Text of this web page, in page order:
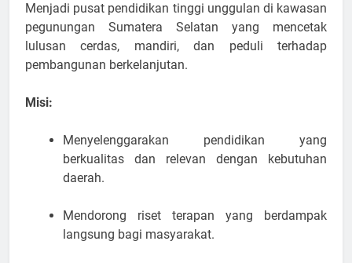
Menjadi pusat pendidikan tinggi unggulan di kawasan
pegunungan Sumatera Selatan yang mencetak
lulusan cerdas, mandiri, dan peduli terhadap
pembangunan berkelanjutan.
Misi:
Menyelenggarakan pendidikan yang
berkualitas dan relevan dengan kebutuhan
daerah.
Mendorong riset terapan yang berdampak
langsung bagi masyarakat.